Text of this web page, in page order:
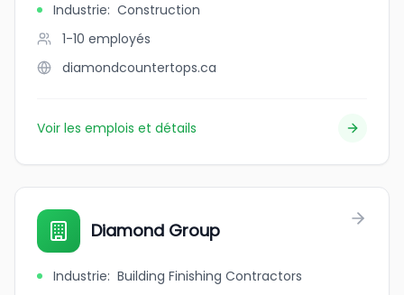
Industrie: Construction
1-10 employés
diamondcountertops.ca
Voir les emplois et détails
Diamond Group
Industrie: Building Finishing Contractors